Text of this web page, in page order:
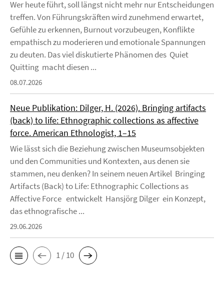
Wer heute führt, soll längst nicht mehr nur Entscheidungen
treffen. Von Führungskräften wird zunehmend erwartet,
Gefühle zu erkennen, Burnout vorzubeugen, Konflikte
empathisch zu moderieren und emotionale Spannungen
zu deuten. Das viel diskutierte Phänomen des Quiet
Quitting macht diesen ...
08.07.2026
Neue Publikation: Dilger, H. (2026). Bringing artifacts
(back) to life: Ethnographic collections as affective
force. American Ethnologist, 1–15
Wie lässt sich die Beziehung zwischen Museumsobjekten
und den Communities und Kontexten, aus denen sie
stammen, neu denken? In seinem neuen Artikel Bringing
Artifacts (Back) to Life: Ethnographic Collections as
Affective Force entwickelt Hansjörg Dilger ein Konzept,
das ethnografische ...
29.06.2026
1 / 10